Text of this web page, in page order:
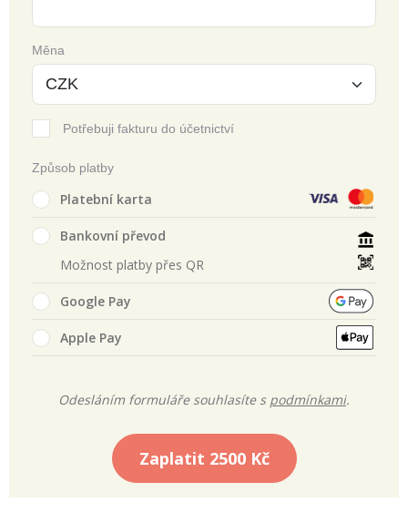
Měna
Potřebuji fakturu do účetnictví
Způsob platby
Platební karta
Bankovní převod
Možnost platby přes QR
Google Pay
Apple Pay
Odesláním formuláře souhlasíte s podmínkami.
Zaplatit 2500 Kč